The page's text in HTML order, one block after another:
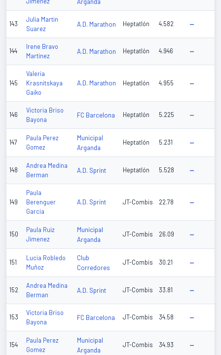
Arganda
143
Julia Martin
Suarez
A.D. Marathon Heptatlón 4.582 —
144
Irene Bravo
Martinez
A.D. Marathon Heptatlón 4.946 —
145
Valeria
Krasnitskaya
Gaiko
A.D. Marathon Heptatlón 4.955 —
146
Victoria Briso
Bayona
FC Barcelona Heptatlón 5.225 —
147
Paula Perez
Gomez
Municipal
Arganda
Heptatlón 5.231 —
148
Andrea Medina
Berman
A.D. Sprint Heptatlón 5.528 —
149
Paula
Berenguer
Garcia
A.D. Sprint JT-Combis 22.78 —
150
Paula Ruiz
Jimenez
Municipal
Arganda
JT-Combis 26.09 —
151
Lucia Robledo
Muñoz
Club
Corredores
JT-Combis 30.21 —
152
Andrea Medina
Berman
A.D. Sprint JT-Combis 33.81 —
153
Victoria Briso
Bayona
FC Barcelona JT-Combis 34.58 —
154
Paula Perez
Gomez
Municipal
Arganda
JT-Combis 34.93 —